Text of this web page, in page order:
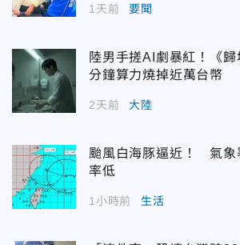
1天前 要聞
陸男手搓AI劇暴紅！《
分鐘算力燒掉近萬台幣
2天前 大陸
颱風白海豚逼近！ 氣象
率低
1小時前 生活